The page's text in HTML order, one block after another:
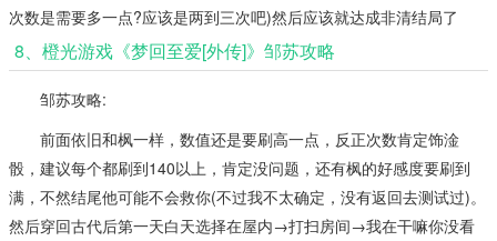
次数是需要多一点?应该是两到三次吧)然后应该就达成非清结局了
8、橙光游戏《梦回至爱[外传]》邹苏攻略
邹苏攻略:
前面依旧和枫一样，数值还是要刷高一点，反正次数肯定饰淦
骰，建议每个都刷到140以上，肯定没问题，还有枫的好感度要刷到
满，不然结尾他可能不会救你(不过我不太确定，没有返回去测试过)。
然后穿回古代后第一天白天选择在屋内→打扫房间→我在干嘛你没看